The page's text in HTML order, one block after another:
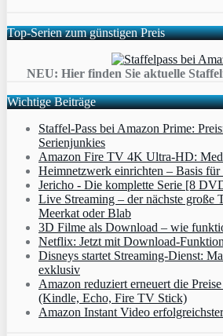
Top-Serien zum günstigen Preis
NEU: Hier finden Sie aktuelle
Wichtige Beiträge
Staffel-Pass bei Amazon Prime:
Serienjunkies
Amazon Fire TV 4K Ultra-HD:
Heimnetzwerk einrichten – Basis für
Jericho - Die komplette Serie [8
Live Streaming – der nächste große
Meerkat oder Blab
3D Filme als Download – wie
Netflix: Jetzt mit Download-
Disneys startet Streaming-Dienst:
exklusiv
Amazon reduziert erneuert die
(Kindle, Echo, Fire TV Stick)
Amazon Instant Video